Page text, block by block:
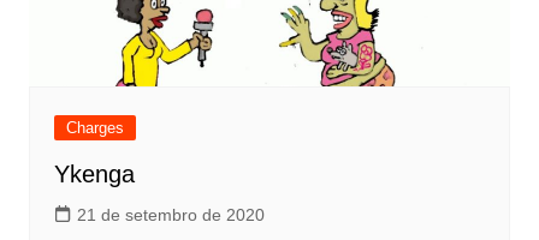
Charges
Ykenga
21 de setembro de 2020